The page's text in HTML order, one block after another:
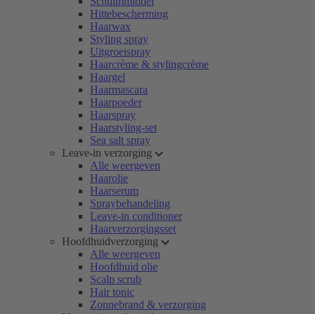
Hittebescherming
Haarwax
Styling spray
Uitgroeispray
Haarcrème & stylingcrème
Haargel
Haarmascara
Haarpoeder
Haarspray
Haarstyling-set
Sea salt spray
Leave-in verzorging
Alle weergeven
Haarolie
Haarserum
Spraybehandeling
Leave-in conditioner
Haarverzorgingsset
Hoofdhuidverzorging
Alle weergeven
Hoofdhuid olie
Scalp scrub
Hair tonic
Zonnebrand & verzorging